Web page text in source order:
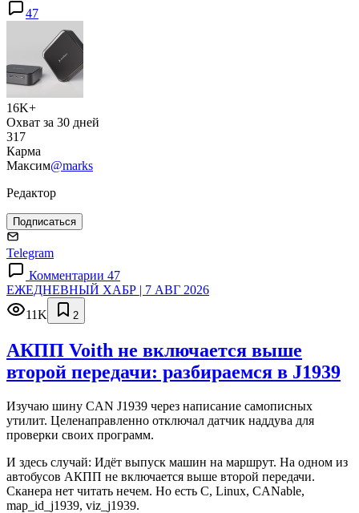
47
16K+
Охват за 30 дней
317
Карма
Максим@marks
Редактор
Подписаться
Telegram
Комментарии 47
ЕЖЕДНЕВНЫЙ ХАБР | 7 АВГ 2026
11K
2
АКПП Voith не включается выше
второй передачи: разбираемся в J1939
Изучаю шину CAN J1939 через написание самописных
утилит. Целенаправленно отключал датчик наддува для
проверки своих программ.
И здесь случай: Идёт выпуск машин на маршрут. На одном из
автобусов АКПП не включается выше второй передачи.
Сканера нет читать нечем. Но есть C, Linux, CANable,
map_id_j1939, viz_j1939.